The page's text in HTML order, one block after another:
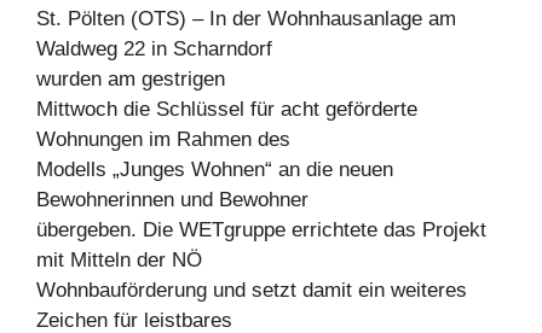
St. Pölten (OTS) – In der Wohnhausanlage am
Waldweg 22 in Scharndorf
wurden am gestrigen
Mittwoch die Schlüssel für acht geförderte
Wohnungen im Rahmen des
Modells „Junges Wohnen“ an die neuen
Bewohnerinnen und Bewohner
übergeben. Die WETgruppe errichtete das Projekt
mit Mitteln der NÖ
Wohnbauförderung und setzt damit ein weiteres
Zeichen für leistbares